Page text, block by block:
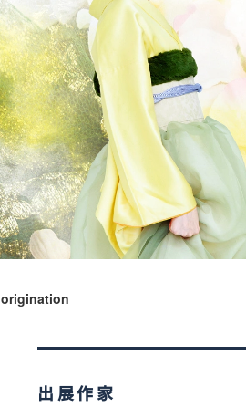
origination
出展作家